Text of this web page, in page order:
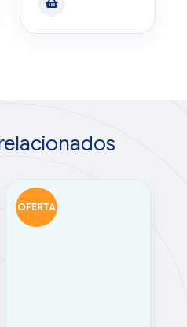
OFERTA